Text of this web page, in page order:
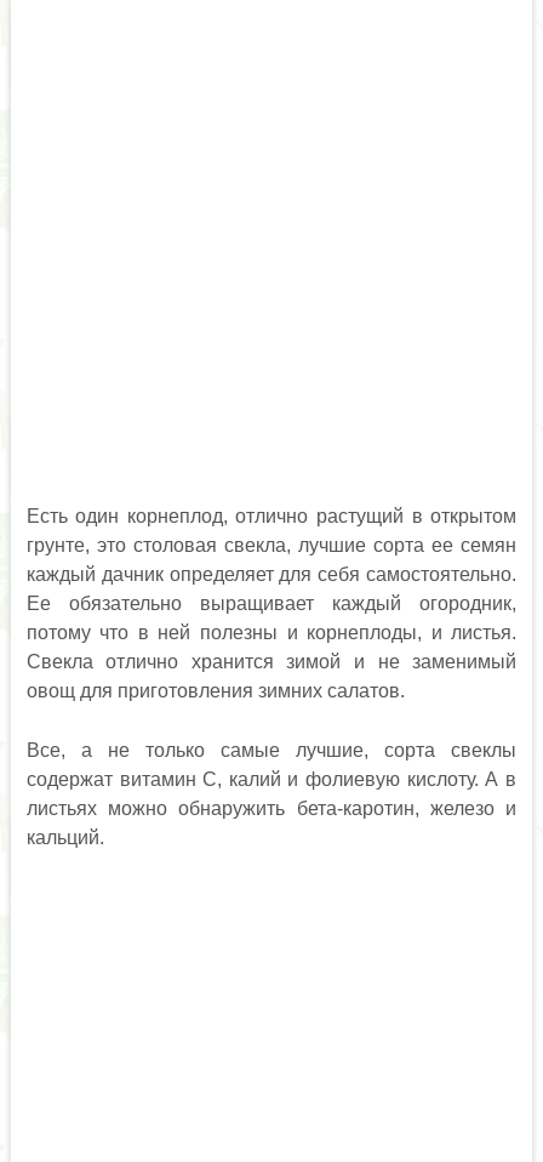
Есть один корнеплод, отлично растущий в открытом
грунте, это столовая свекла, лучшие сорта ее семян
каждый дачник определяет для себя самостоятельно.
Ее обязательно выращивает каждый огородник,
потому что в ней полезны и корнеплоды, и листья.
Свекла отлично хранится зимой и не заменимый
овощ для приготовления зимних салатов.
Все, а не только самые лучшие, сорта свеклы
содержат витамин С, калий и фолиевую кислоту. А в
листьях можно обнаружить бета-каротин, железо и
кальций.